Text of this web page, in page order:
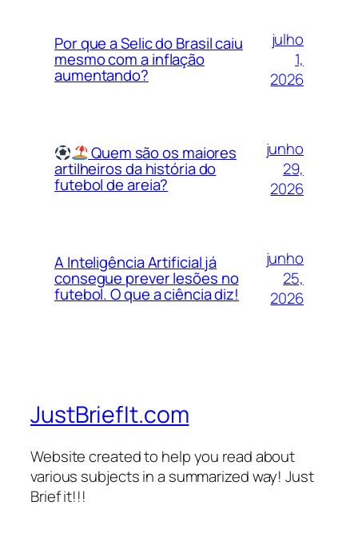
Por que a Selic do Brasil caiu
mesmo com a inflação
aumentando?
julho
1,
2026
Quem são os maiores
artilheiros da história do
futebol de areia?
junho
29,
2026
A Inteligência Artificial já
consegue prever lesões no
futebol. O que a ciência diz!
junho
25,
2026
JustBriefIt.com
Website created to help you read about
various subjects in a summarized way! Just
Brief it!!!